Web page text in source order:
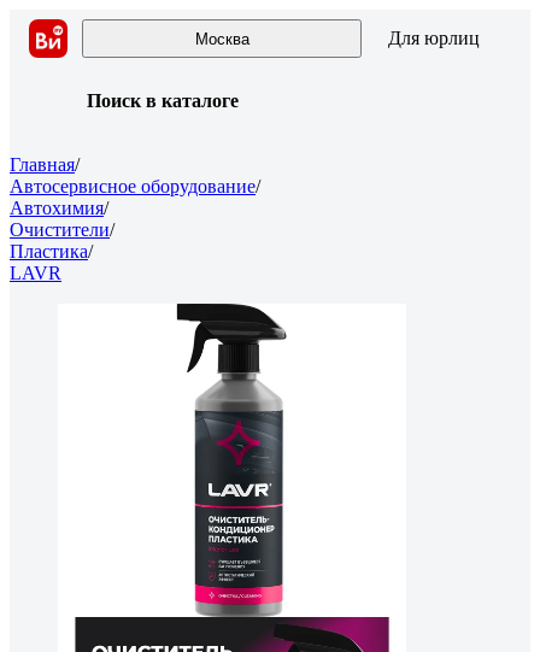
Москва Для юрлиц
Поиск в каталоге
Главная/
Автосервисное оборудование/
Автохимия/
Очистители/
Пластика/
LAVR